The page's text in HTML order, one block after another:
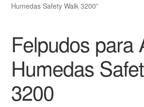
Humedas Safety Walk 3200”
Felpudos para
Humedas
3200